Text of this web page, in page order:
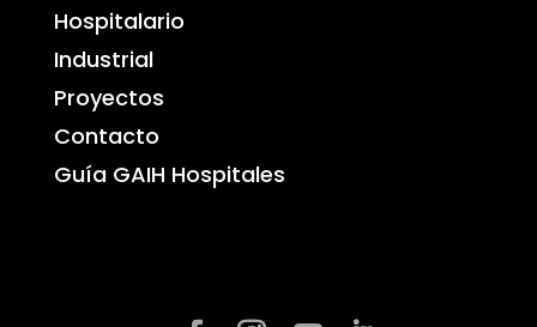
Hospitalario
Industrial
Proyectos
Contacto
Guía GAIH Hospitales